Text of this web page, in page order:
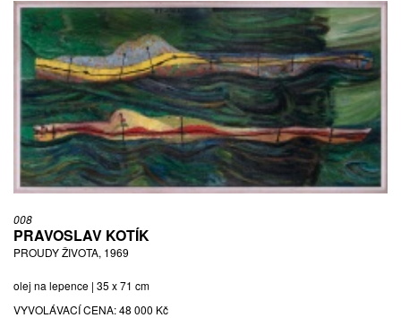
008
PRAVOSLAV KOTÍK
PROUDY ŽIVOTA, 1969
olej na lepence | 35 x 71 cm
VYVOLÁVACÍ CENA:48 000 Kč